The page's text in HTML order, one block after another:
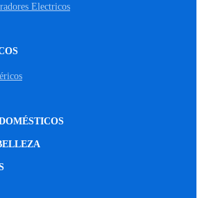
Electricos